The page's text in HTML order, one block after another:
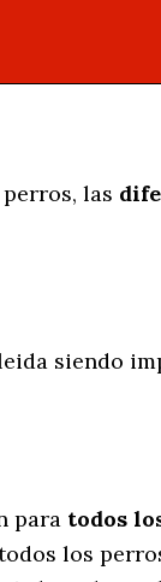
las
siendo
para todos
los